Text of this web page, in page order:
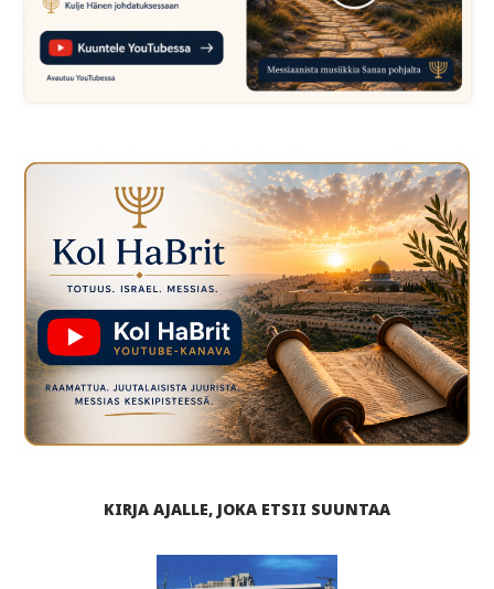
KIRJA AJALLE, JOKA ETSII SUUNTAA